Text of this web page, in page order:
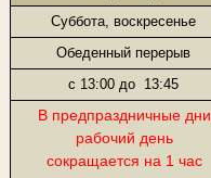
Суббота, воскресенье
Обеденный перерыв
с 13:00 до 13:45
В предпраздничные дни
рабочий день
сокращается на 1 час